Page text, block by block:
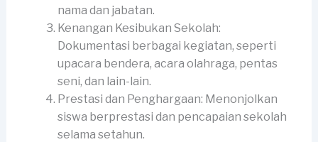
nama dan jabatan.
Kenangan Kesibukan Sekolah:
Dokumentasi berbagai kegiatan, seperti
upacara bendera, acara olahraga, pentas
seni, dan lain-lain.
Prestasi dan Penghargaan: Menonjolkan
siswa berprestasi dan pencapaian sekolah
selama setahun.